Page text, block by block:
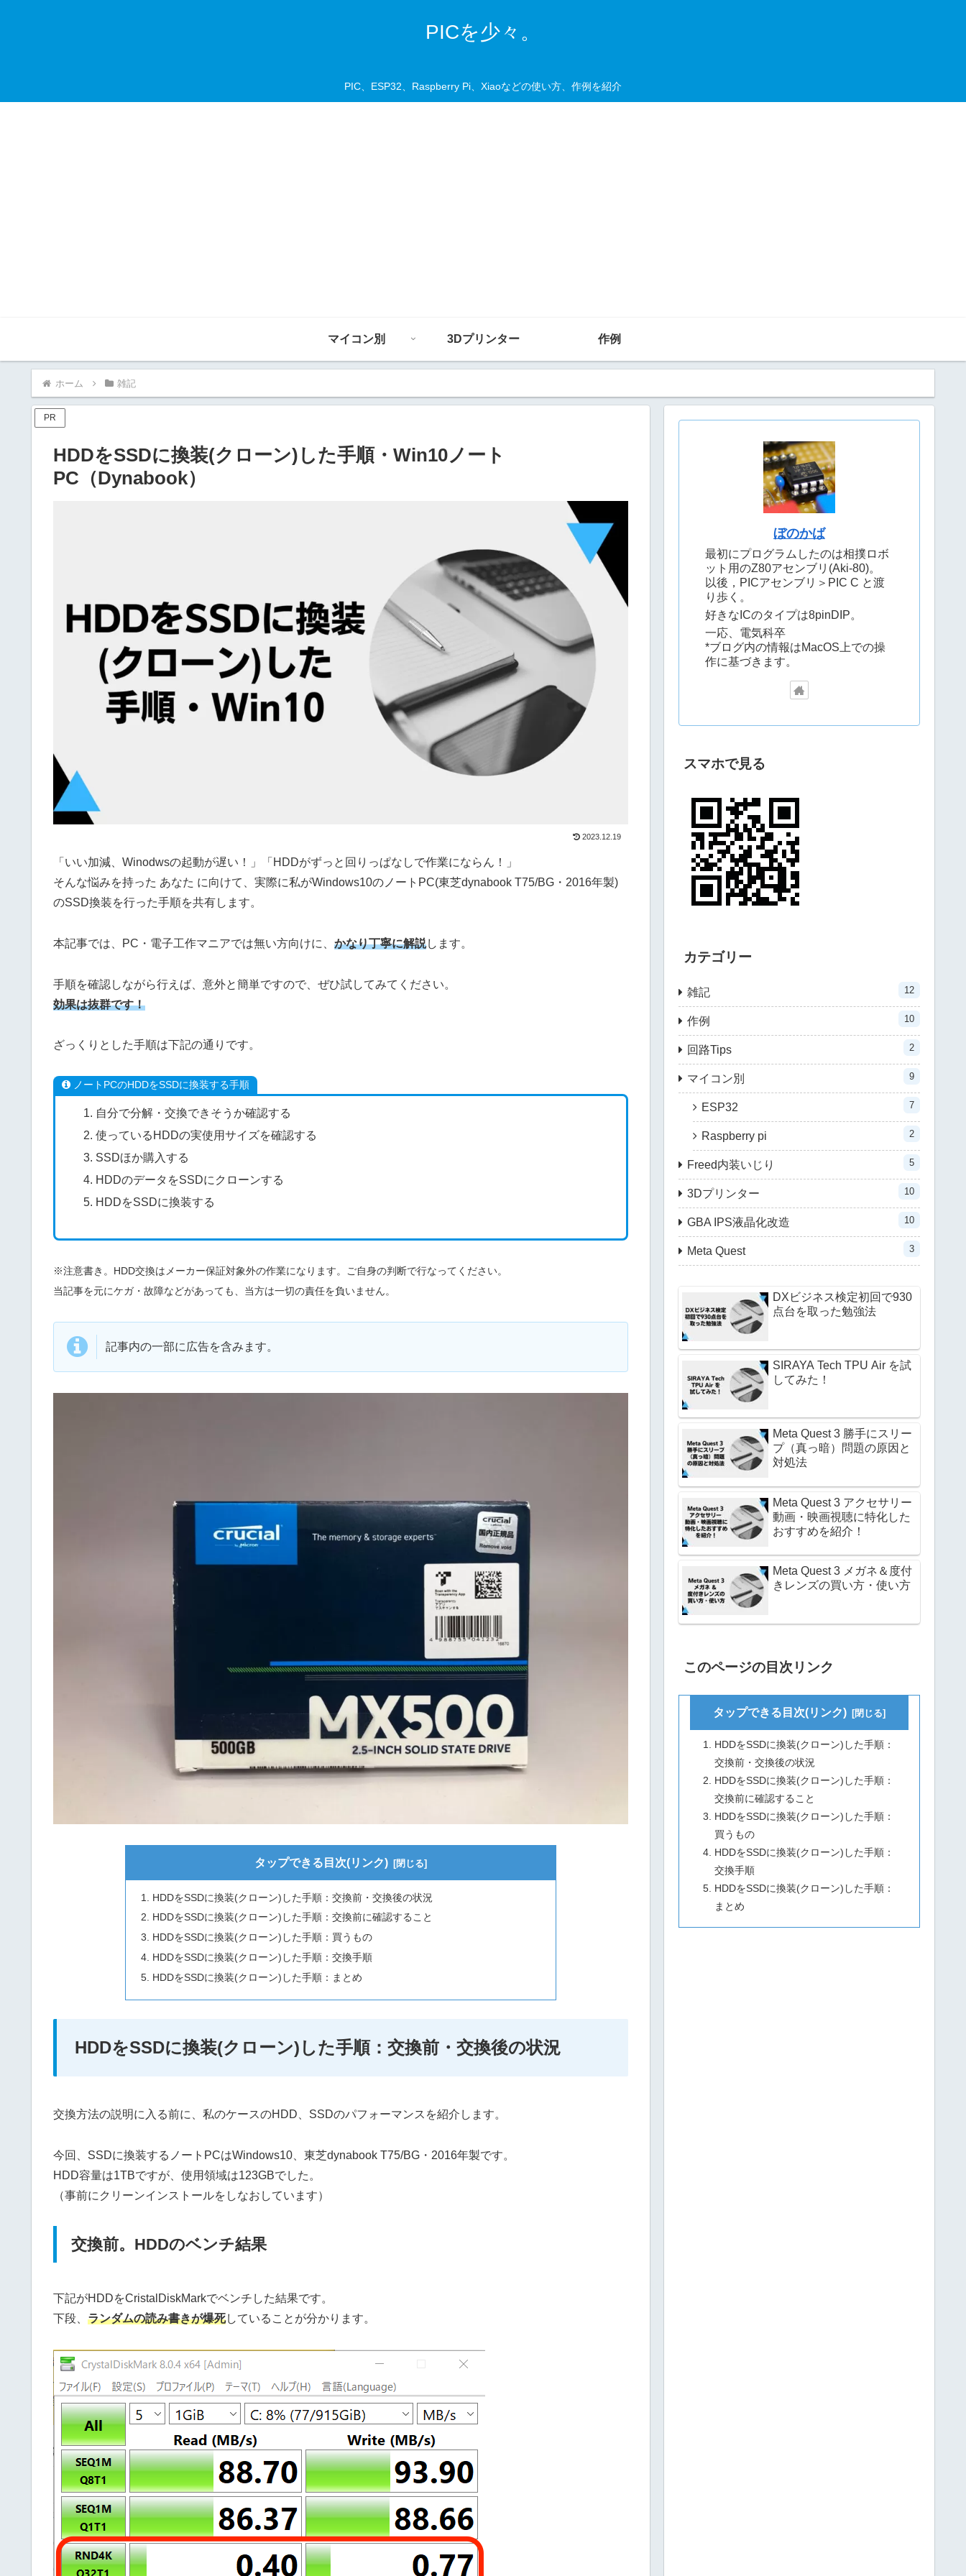
PICを少々。
PIC、ESP32、Raspberry Pi、Xiaoなどの使い方、作例を紹介
マイコン別 3Dプリンター 作例
ホーム 雑記
PR
HDDをSSDに換装(クローン)した手順・Win10ノート
PC（Dynabook）
2023.12.19
「いい加減、Winodwsの起動が遅い！」「HDDがずっと回りっぱなしで作業にならん！」
そんな悩みを持った あなた に向けて、実際に私がWindows10のノートPC(東芝dynabook T75/BG・2016年製)
のSSD換装を行った手順を共有します。
本記事では、PC・電子工作マニアでは無い方向けに、 かなり丁寧に解説します。
手順を確認しながら行えば、意外と簡単ですので、ぜひ試してみてください。
効果は抜群です！
ざっくりとした手順は下記の通りです。
ノートPCのHDDをSSDに換装する手順
自分で分解・交換できそうか確認する
使っているHDDの実使用サイズを確認する
SSDほか購入する
HDDのデータをSSDにクローンする
HDDをSSDに換装する
※注意書き。HDD交換はメーカー保証対象外の作業になります。ご自身の判断で行なってください。
当記事を元にケガ・故障などがあっても、当方は一切の責任を負いません。
記事内の一部に広告を含みます。
タップできる目次(リンク)
HDDをSSDに換装(クローン)した手順：交換前・交換後の状況
HDDをSSDに換装(クローン)した手順：交換前に確認すること
HDDをSSDに換装(クローン)した手順：買うもの
HDDをSSDに換装(クローン)した手順：交換手順
HDDをSSDに換装(クローン)した手順：まとめ
HDDをSSDに換装(クローン)した手順：交換前・交換後の状況
交換方法の説明に入る前に、私のケースのHDD、SSDのパフォーマンスを紹介します。
今回、SSDに換装するノートPCはWindows10、東芝dynabook T75/BG・2016年製です。
HDD容量は1TBですが、使用領域は123GBでした。
（事前にクリーンインストールをしなおしています）
交換前。HDDのベンチ結果
下記がHDDをCristalDiskMarkでベンチした結果です。
下段、 ランダムの読み書きが爆死していることが分かります。
ぼのかば
最初にプログラムしたのは相撲ロボ
ット用のZ80アセンブリ(Aki-80)。
以後，PICアセンブリ＞PIC C と渡
り歩く。
好きなICのタイプは8pinDIP。
一応、電気科卒
*ブログ内の情報はMacOS上での操
作に基づきます。
スマホで見る
カテゴリー
雑記 12
作例 10
回路Tips 2
マイコン別 9
ESP32 7
Raspberry pi 2
Freed内装いじり 5
3Dプリンター 10
GBA IPS液晶化改造 10
Meta Quest 3
DXビジネス検定初回で930
点台を取った勉強法
SIRAYA Tech TPU Air を試
してみた！
Meta Quest 3 勝手にスリー
プ（真っ暗）問題の原因と
対処法
Meta Quest 3 アクセサリー
動画・映画視聴に特化した
おすすめを紹介！
Meta Quest 3 メガネ＆度付
きレンズの買い方・使い方
このページの目次リンク
タップできる目次(リンク)
HDDをSSDに換装(クローン)した手順：
交換前・交換後の状況
HDDをSSDに換装(クローン)した手順：
交換前に確認すること
HDDをSSDに換装(クローン)した手順：
買うもの
HDDをSSDに換装(クローン)した手順：
交換手順
HDDをSSDに換装(クローン)した手順：
まとめ